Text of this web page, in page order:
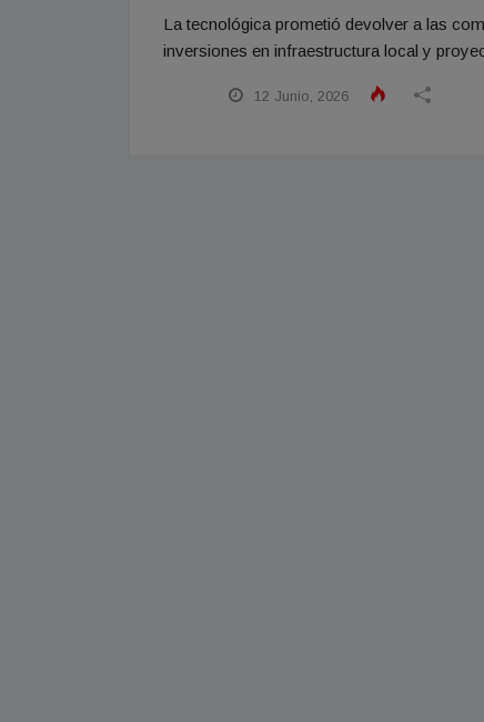
La tecnológica prometió devolver a las
inversiones en infraestructura local y
12 Junio, 2026